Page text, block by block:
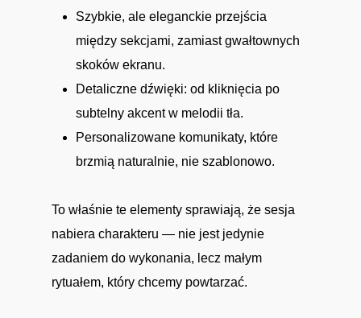
Szybkie, ale eleganckie przejścia
między sekcjami, zamiast gwałtownych
skoków ekranu.
Detaliczne dźwięki: od kliknięcia po
subtelny akcent w melodii tła.
Personalizowane komunikaty, które
brzmią naturalnie, nie szablonowo.
To właśnie te elementy sprawiają, że sesja
nabiera charakteru — nie jest jedynie
zadaniem do wykonania, lecz małym
rytuałem, który chcemy powtarzać.